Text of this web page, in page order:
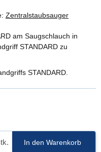
Zentralstaubsauger
am Saugschlauch in
STANDARD zu
STANDARD.
In den Warenkorb